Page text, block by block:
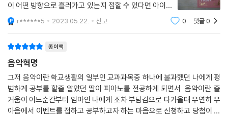
이 어떤 방향으로 흘러가고 있는지 접할 수 있다면 아이들
도 더 흥미로워하지 않을까요. ＜음악혁명＞은 그런 의미
를 두고 읽어보면 깜짝 놀랄 사건들을 풀어놓은 음악 역사
r******5 2023.05.22. 신고 0 댓글0
종이책
음악혁명
그저 음악이란 학교생활의 일부인 교과과목중 하나에 불과했던 나에게 평
범하게 공부를 할줄 알았던 딸이 피아노를 전공하게 되면서 음악이란 즐
거움이 어느순간부터 엄마인 나에게 조차 부담감으로 다가올때 우연히 우
아음에서 이벤트를 접하고 공부하고자 하는 마음으로 신청하고 당첨이 되